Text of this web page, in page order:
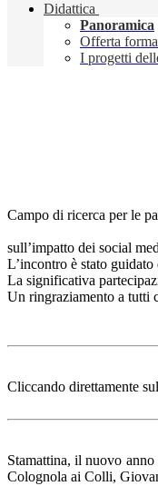
Didattica
Panoramica
Offerta
I progetti
Campo di ricerca per le
sull’impatto dei social
L’incontro è stato
La significativa
Un ringraziamento a tutti
Cliccando direttamente
Stamattina, il nuovo
Colognola ai Colli,